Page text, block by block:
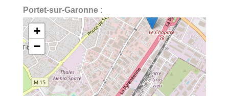
Portet-sur-Garonne :
+
−